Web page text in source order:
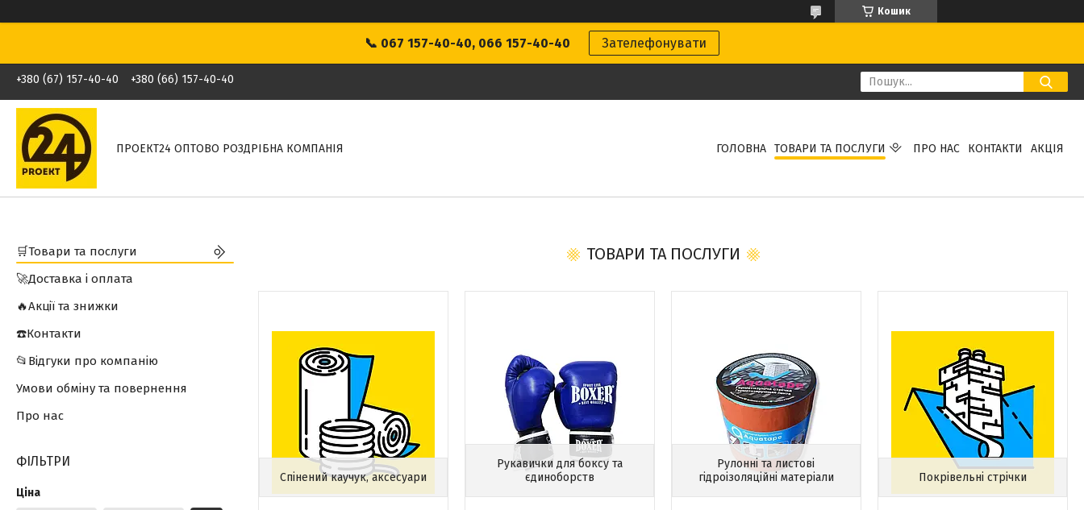
Кошик
📞 067 157-40-40, 066 157-40-40 Зателефонувати
+380 (67) 157-40-40 +380 (66) 157-40-40
ПРОЕКТ24 ОПТОВО РОЗДРІБНА КОМПАНІЯ ГОЛОВНА ТОВАРИ ТА ПОСЛУГИ ПРО НАС КОНТАКТИ АКЦІЯ
ТОВАРИ ТА ПОСЛУГИ
Спінений каучук, аксесуари
Рукавички для боксу та
єдиноборств
Рулонні та листові
гідроізоляційні матеріали
Покрівельні стрічки
🛒Товари та послуги
🚀Доставка і оплата
🔥Акції та знижки
☎️Контакти
📂Відгуки про компанію
Умови обміну та повернення
Про нас
ФІЛЬТРИ
Ціна